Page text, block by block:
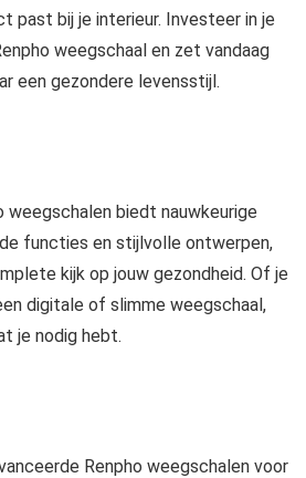
past bij je interieur. Investeer in je
weegschaal en zet vandaag
een gezondere levensstijl.
weegschalen biedt nauwkeurige
functies en stijlvolle ontwerpen,
kijk op jouw gezondheid. Of je
digitale of slimme weegschaal,
je nodig hebt.
Renpho weegschalen voor